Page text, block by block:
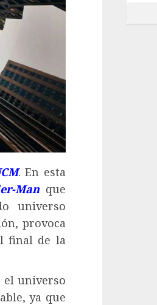
. En esta
Man que
universo
provoca
final de la
el universo
ya que